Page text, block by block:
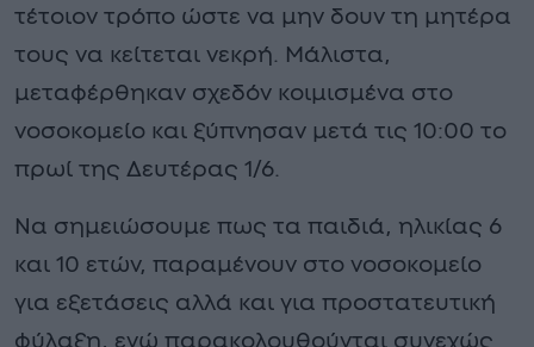
τέτοιον τρόπο ώστε να μην δουν τη μητέρα
τους να κείτεται νεκρή. Μάλιστα,
μεταφέρθηκαν σχεδόν κοιμισμένα στο
νοσοκομείο και ξύπνησαν μετά τις 10:00 το
πρωί της Δευτέρας 1/6.
Να σημειώσουμε πως τα παιδιά, ηλικίας 6
και 10 ετών, παραμένουν στο νοσοκομείο
για εξετάσεις αλλά και για προστατευτική
φύλαξη, ενώ παρακολουθούνται συνεχώς